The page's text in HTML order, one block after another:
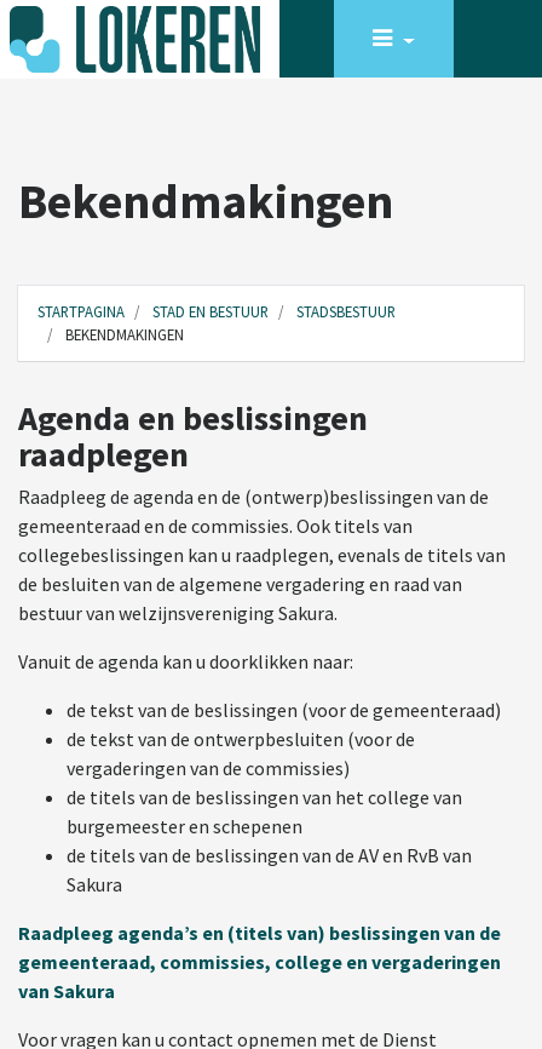
Bekendmakingen
STARTPAGINA STAD EN BESTUUR
STADSBESTUUR
BEKENDMAKINGEN
Agenda en beslissingen
raadplegen
Raadpleeg de agenda en de (ontwerp)beslissingen van de
gemeenteraad en de commissies. Ook titels van
collegebeslissingen kan u raadplegen, evenals de titels van
de besluiten van de algemene vergadering en raad van
bestuur van welzijnsvereniging Sakura.
Vanuit de agenda kan u doorklikken naar:
de tekst van de beslissingen (voor de gemeenteraad)
de tekst van de ontwerpbesluiten (voor de
vergaderingen van de commissies)
de titels van de beslissingen van het college van
burgemeester en schepenen
de titels van de beslissingen van de AV en RvB van
Sakura
Raadpleeg agenda’s en (titels van) beslissingen van de
gemeenteraad, commissies, college en vergaderingen
van Sakura
Voor vragen kan u contact opnemen met de Dienst